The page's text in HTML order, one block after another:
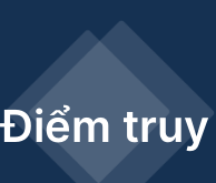
Điểm truy